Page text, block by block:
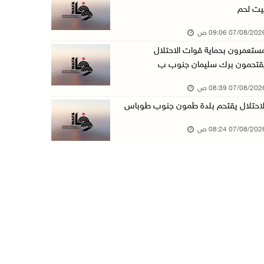
وزير الداخلية يبحث مع مكافحة المخدرات الدولي ...
رئيس بلدية الخليل يطلع وفدا أميركيا على تطورا ...
لحم
08/2026 09:06 ص
بحماية قوات الاحتلال
برك سليمان جنوب ب
08/2026 08:39 ص
يقتحم بلدة طمون جنوب طوباس
08/2026 08:24 ص